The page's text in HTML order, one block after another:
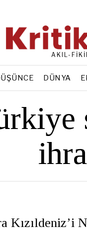
AKIL-
DÜNYA
Kızıldeniz’i